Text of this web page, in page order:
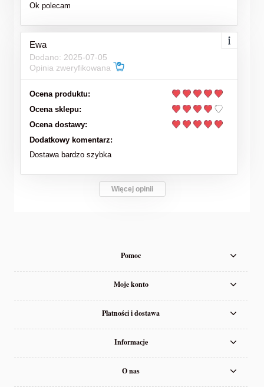
Ok polecam
Ewa
Dodano: 2025-07-05
Opinia zweryfikowana
Ocena produktu:
Ocena sklepu:
Ocena dostawy:
Dodatkowy komentarz:
Dostawa bardzo szybka
Więcej opinii
Pomoc
Moje konto
Płatności i dostawa
Informacje
O nas